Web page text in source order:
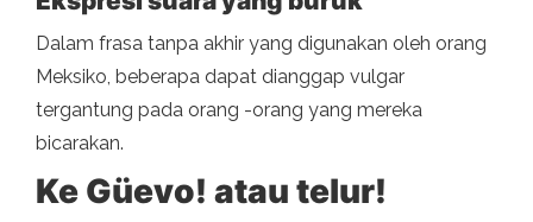
Dalam frasa tanpa akhir yang digunakan oleh orang
Meksiko, beberapa dapat dianggap vulgar
tergantung pada orang -orang yang mereka
bicarakan.
Ke Güevo! atau telur!